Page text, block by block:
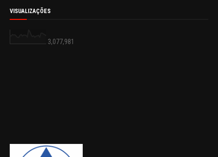
VISUALIZAÇÕES
3,077,981